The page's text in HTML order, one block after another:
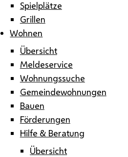
Spielplätze
Grillen
Wohnen
Übersicht
Meldeservice
Wohnungssuche
Gemeindewohnungen
Bauen
Förderungen
Hilfe & Beratung
Übersicht